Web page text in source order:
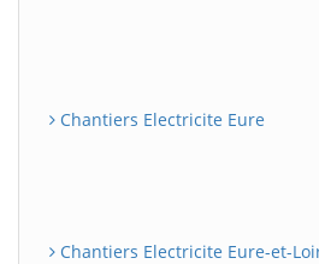
Chantiers Electricite Eure
Chantiers Electricite Eure-et-